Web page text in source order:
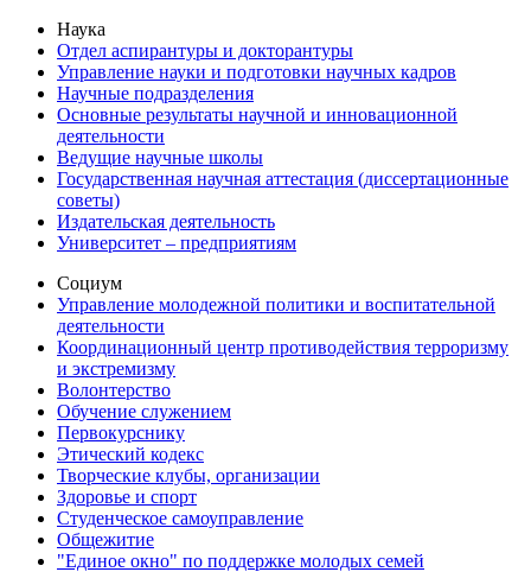
Наука
Отдел аспирантуры и докторантуры
Управление науки и подготовки научных кадров
Научные подразделения
Основные результаты научной и инновационной
деятельности
Ведущие научные школы
Государственная научная аттестация (диссертационные
советы)
Издательская деятельность
Университет – предприятиям
Социум
Управление молодежной политики и воспитательной
деятельности
Координационный центр противодействия терроризму
и экстремизму
Волонтерство
Обучение служением
Первокурснику
Этический кодекс
Творческие клубы, организации
Здоровье и спорт
Студенческое самоуправление
Общежитие
"Единое окно" по поддержке молодых семей